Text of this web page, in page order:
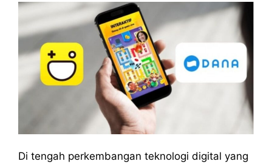
Di tengah perkembangan teknologi digital yang